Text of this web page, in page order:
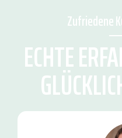
Zufriedene
ECHTE